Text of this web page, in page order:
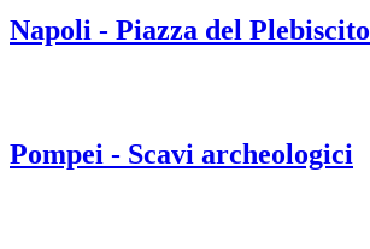
Napoli - Piazza del Plebiscito
Pompei - Scavi archeologici